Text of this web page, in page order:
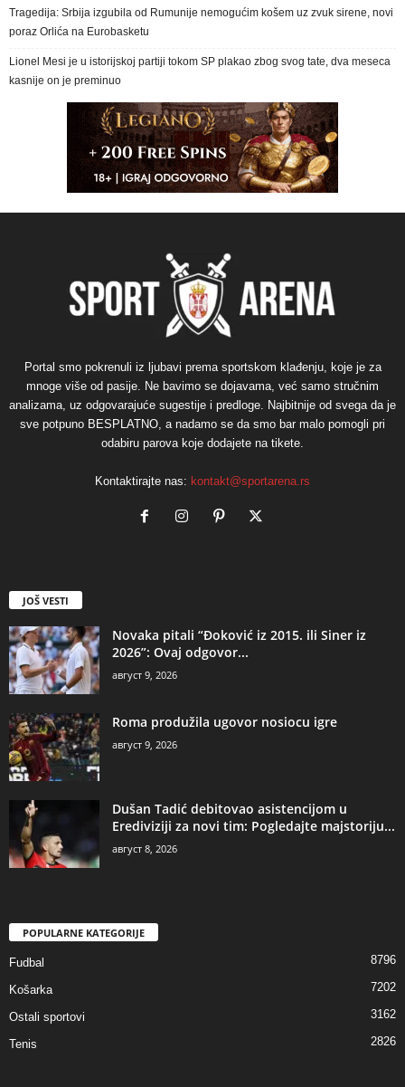
Tragedija: Srbija izgubila od Rumunije nemogućim košem uz zvuk sirene, novi
poraz Orlića na Eurobasketu
Lionel Mesi je u istorijskoj partiji tokom SP plakao zbog svog tate, dva meseca
kasnije on je preminuo
Portal smo pokrenuli iz ljubavi prema sportskom klađenju, koje je za
mnoge više od pasije. Ne bavimo se dojavama, već samo stručnim
analizama, uz odgovarajuće sugestije i predloge. Najbitnije od svega da je
sve potpuno BESPLATNO, a nadamo se da smo bar malo pomogli pri
odabiru parova koje dodajete na tikete.
Kontaktirajte nas: kontakt@sportarena.rs
JOŠ VESTI
Novaka pitali “Đoković iz 2015. ili Siner iz
2026”: Ovaj odgovor...
август 9, 2026
Roma produžila ugovor nosiocu igre
август 9, 2026
Dušan Tadić debitovao asistencijom u
Erediviziji za novi tim: Pogledajte majstoriju...
август 8, 2026
POPULARNE KATEGORIJE
Fudbal 8796
Košarka 7202
Ostali sportovi 3162
Tenis 2826